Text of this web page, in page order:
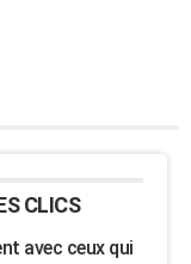
CLICS
avec ceux qui